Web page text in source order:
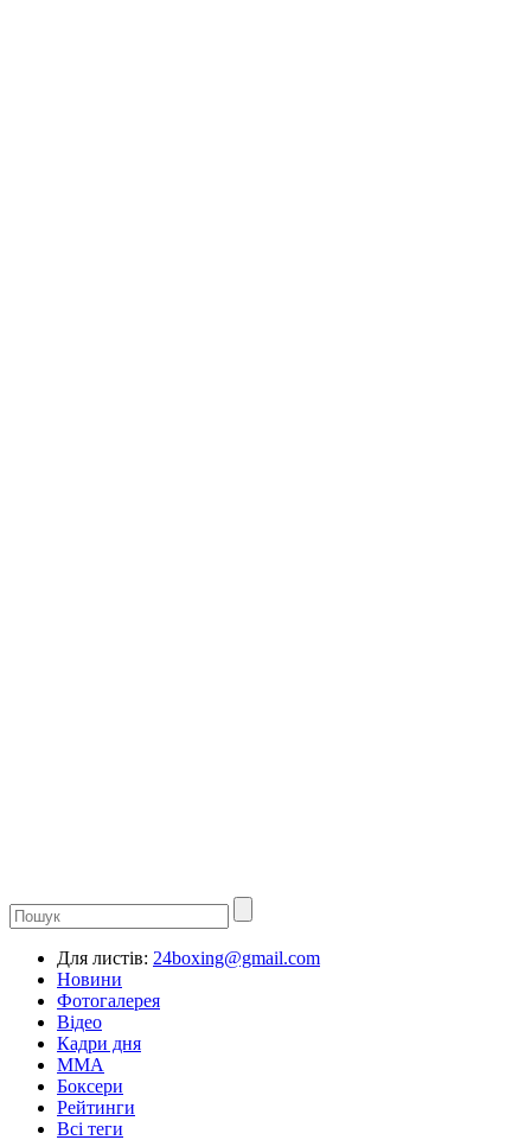
Для листів: 24boxing@gmail.com
Новини
Фотогалерея
Відео
Кадри дня
ММА
Боксери
Рейтинги
Всі теги